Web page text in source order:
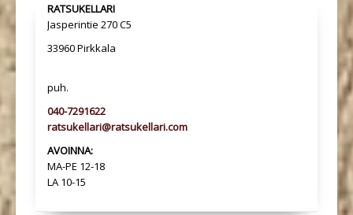
RATSUKELLARI
Jasperintie 270 C5
33960 Pirkkala
puh.
040-7291622
ratsukellari@ratsukellari.com
AVOINNA:
MA-PE 12-18
LA 10-15